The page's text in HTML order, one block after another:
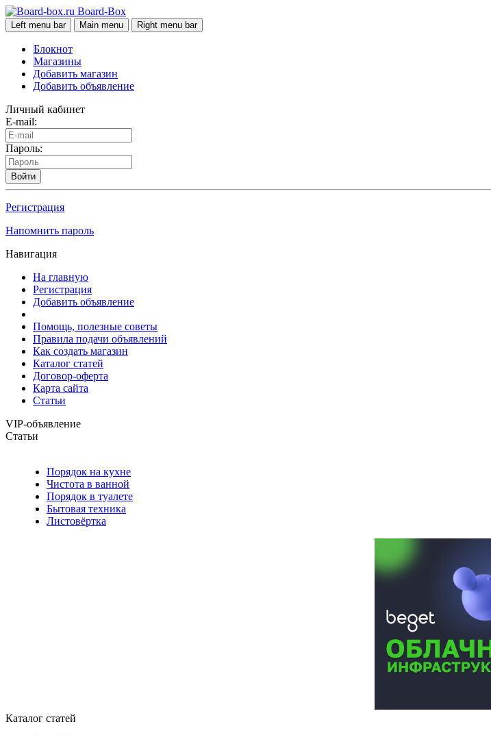
Board-Box
Left menu bar Main menu Right menu bar
Блокнот
Магазины
Добавить магазин
Добавить объявление
Личный кабинет
E-mail:
Пароль:
Войти
Регистрация
Напомнить пароль
Навигация
На главную
Регистрация
Добавить объявление
Помощь, полезные советы
Правила подачи объявлений
Как создать магазин
Каталог статей
Договор-оферта
Карта сайта
Статьи
VIP-объявление
Статьи
Порядок на кухне
Чистота в ванной
Порядок в туалете
Бытовая техника
Листовёртка
Каталог статей